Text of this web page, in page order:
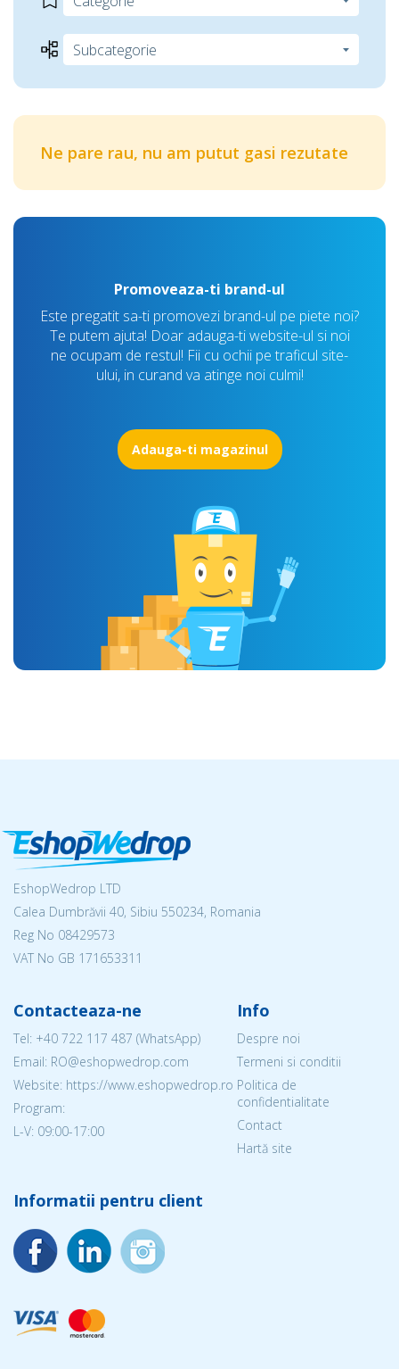
Ne pare rau, nu am putut gasi rezutate
Promoveaza-ti brand-ul
Este pregatit sa-ti promovezi brand-ul pe piete noi?
Te putem ajuta! Doar adauga-ti website-ul si noi
ne ocupam de restul! Fii cu ochii pe traficul site-
ului, in curand va atinge noi culmi!
Adauga-ti magazinul
EshopWedrop LTD
Calea Dumbrăvii 40, Sibiu 550234, Romania
Reg No 08429573
VAT No GB 171653311
Contacteaza-ne
Tel: +40 722 117 487 (WhatsApp)
Email: RO@eshopwedrop.com
Website: https://www.eshopwedrop.ro
Program:
L-V: 09:00-17:00
Info
Despre noi
Termeni si conditii
Politica de
confidentialitate
Contact
Hartă site
Informatii pentru client